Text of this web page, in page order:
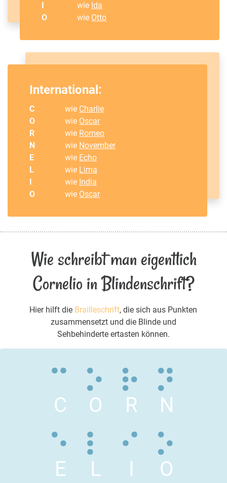
I
wie Ida
O
wie Otto
International:
C wie Charlie
O
wie Oscar
R
wie Romeo
N
wie November
E
wie Echo
L
wie Lima
I
wie India
O
wie Oscar
Wie schreibt man eigentlich
Cornelio in Blindenschrift?
Hier hilft die Brailleschrift, die sich aus Punkten
zusammensetzt und die Blinde und
Sehbehinderte ertasten können.
C O R N
E L I O